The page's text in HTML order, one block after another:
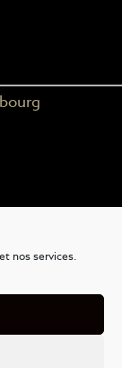
nos services.